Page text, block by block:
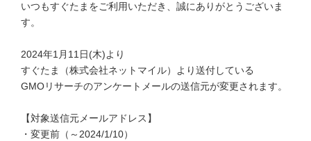
いつもすぐたまをご利用いただき、誠にありがとうございま
す。
2024年1月11日(木)より
すぐたま（株式会社ネットマイル）より送付している
GMOリサーチのアンケートメールの送信元が変更されます。
【対象送信元メールアドレス】
・変更前（～2024/1/10）